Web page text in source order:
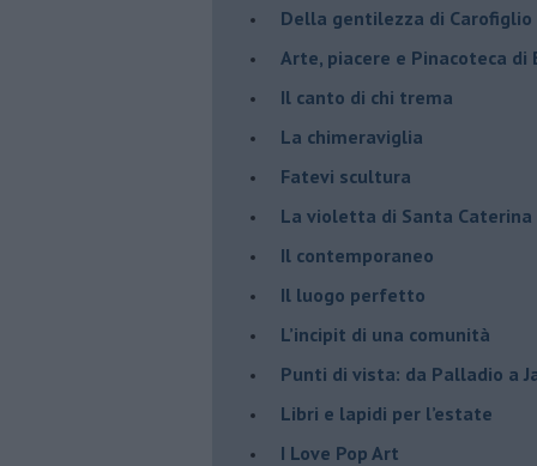
​Della gentilezza di Carofiglio
Arte, piacere e Pinacoteca di
​Il canto di chi trema
La chimeraviglia
​Fatevi scultura
​La violetta di Santa Caterina
​Il contemporaneo
​Il luogo perfetto
​L’incipit di una comunità
Punti di vista: da Palladio a
​Libri e lapidi per l’estate
​I Love Pop Art